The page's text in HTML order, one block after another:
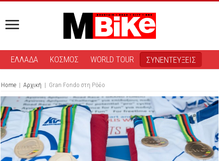
ΕΛΛΑΔΑ ΚΟΣΜΟΣ WORLD TOUR ΣΥΝΕΝΤΕΥΞΕΙΣ
Home | Αρχική | Gran Fondo στη Ρόδο